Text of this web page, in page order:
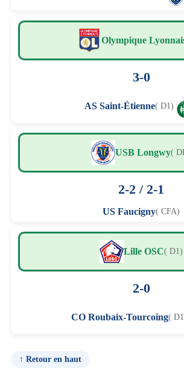
Olympique
3-0
AS Saint-Étienne( D1)
USB Longwy(
2-2 / 2-1
US Faucigny( CFA)
Lille OSC( D1)
2-0
CO Roubaix-Tourcoing(
↑ Retour en haut